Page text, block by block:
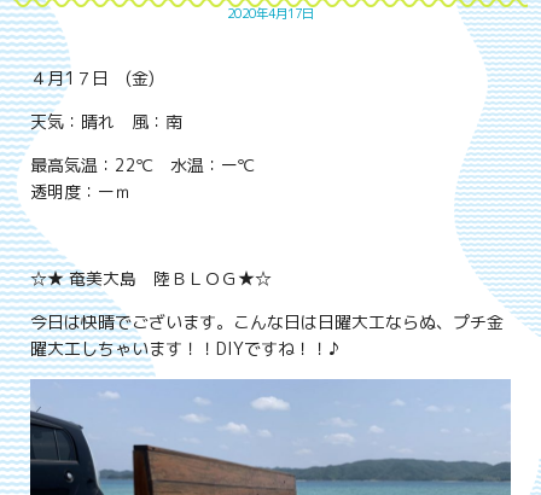
2020年4月17日
４月1７日 (金)
天気：晴れ 風：南
最高気温：22℃ 水温：ー℃
透明度：ーｍ
☆★ 奄美大島 陸ＢＬＯＧ★☆
今日は快晴でございます。こんな日は日曜大工ならぬ、プチ金
曜大工しちゃいます！！DIYですね！！♪